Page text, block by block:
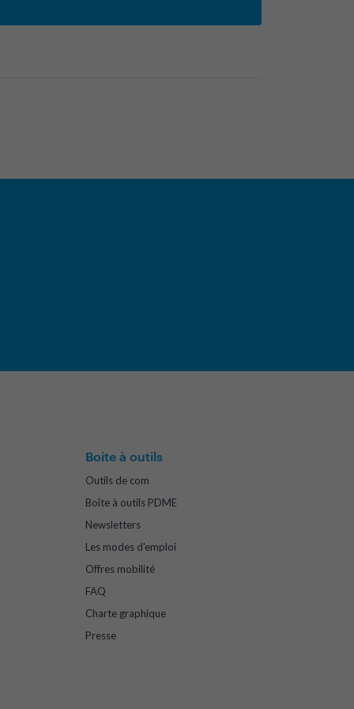
Boite à outils
Outils de com
Boîte à outils PDME
Newsletters
Les modes d'emploi
Offres mobilité
FAQ
Charte graphique
Presse